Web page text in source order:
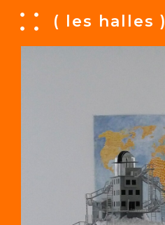
A ( les halles )